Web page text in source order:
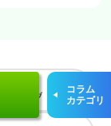
コラム
カテゴリ